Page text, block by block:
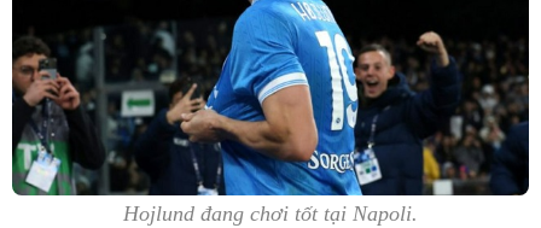
Hojlund đang chơi tốt tại Napoli.